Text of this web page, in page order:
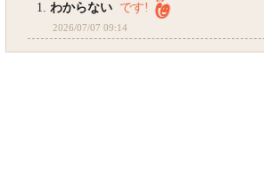
1. わからない です!
2026/07/07 09:14